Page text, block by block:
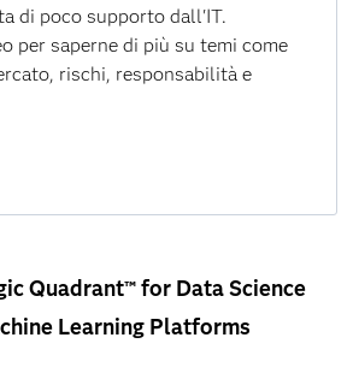
di poco supporto dall'IT.
per saperne di più su temi come
rischi, responsabilità e
Quadrant™ for Data Science
Learning Platforms